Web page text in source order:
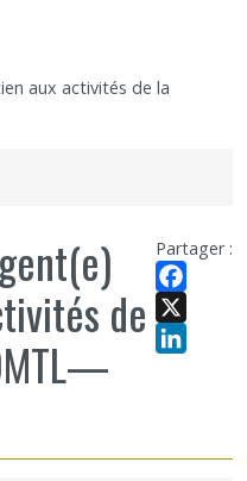
aux activités de la
Partager :
Facebook
X
de